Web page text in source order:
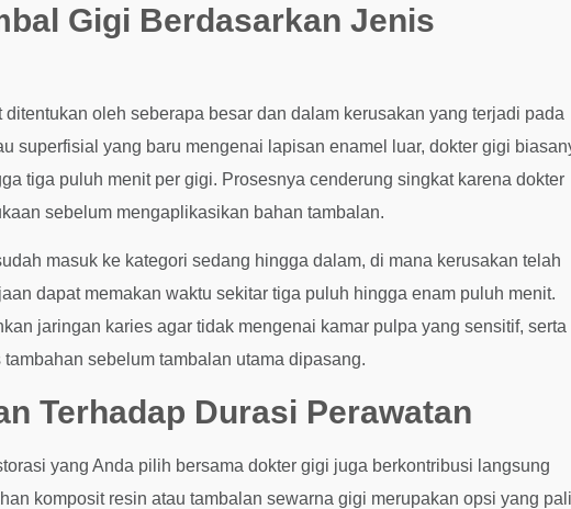
Gigi Berdasarkan Jenis
oleh seberapa besar dan dalam kerusakan yang terjadi pada
superfisial yang baru mengenai lapisan enamel luar, dokter gigi
tiga puluh menit per gigi. Prosesnya cenderung singkat karena dokter
sebelum mengaplikasikan bahan tambalan.
masuk ke kategori sedang hingga dalam, di mana kerusakan telah
dapat memakan waktu sekitar tiga puluh hingga enam puluh menit.
jaringan karies agar tidak mengenai kamar pulpa yang sensitif, serta
sebelum tambalan utama dipasang.
Terhadap Durasi Perawatan
yang Anda pilih bersama dokter gigi juga berkontribusi langsung
komposit resin atau tambalan sewarna gigi merupakan opsi yang